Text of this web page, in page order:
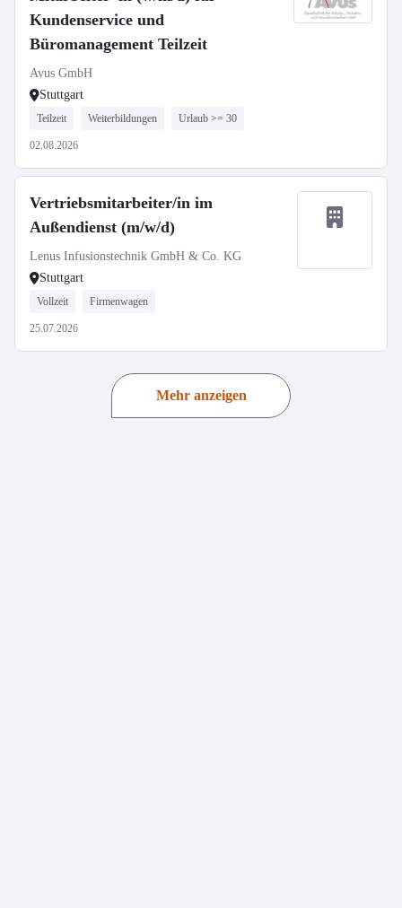
Kundenservice und
Büromanagement Teilzeit
Avus GmbH
Stuttgart
Teilzeit Weiterbildungen Urlaub >= 30
02.08.2026
Vertriebsmitarbeiter/in im
Außendienst (m/w/d)
Lenus Infusionstechnik GmbH & Co. KG
Stuttgart
Vollzeit Firmenwagen
25.07.2026
Mehr anzeigen